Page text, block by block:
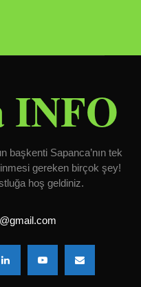
INFO
başkenti Sapanca’nın tek
gereken birçok şey!
hoş geldiniz.